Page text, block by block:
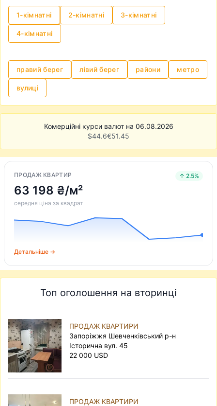
1-кімнатні 2-кімнатні 3-кімнатні
4-кімнатні
правий берег лівий берег райони метро
вулиці
Комерційні курси валют на 06.08.2026
$44.6€51.45
ПРОДАЖ КВАРТИР ↑ 2.5%
63 198 ₴/м²
середня ціна за квадрат
Детальніше →
Топ оголошення на вторинці
ПРОДАЖ КВАРТИРИ
Запоріжжя Шевченківський р-н
Історична вул. 45
22 000 USD
ПРОДАЖ КВАРТИРИ